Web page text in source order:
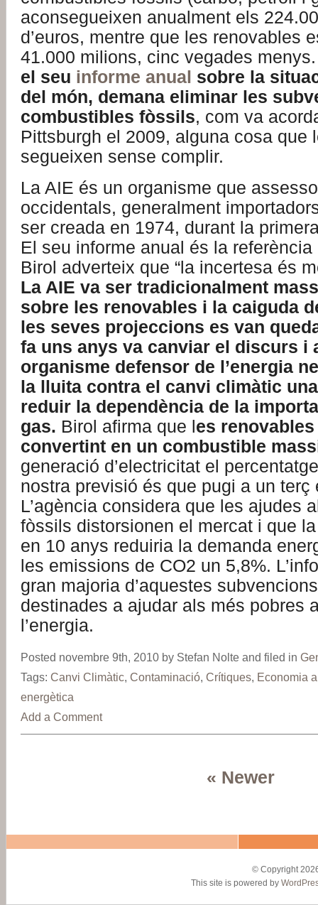
aconsegueixen anualment els
d’euros, mentre que les renovables
41.000 milions, cinc vegades
el seu informe anual sobre la
del món, demana eliminar les
combustibles fòssils, com va
Pittsburgh el 2009, alguna cosa que
segueixen sense complir.
La AIE és un organisme que
occidentals, generalment
ser creada en 1974, durant la
El seu informe anual és la referència
Birol adverteix que “la incertesa és
La AIE va ser tradicionalment
sobre les renovables i la caiguda
les seves projeccions es van
fa uns anys va canviar el discurs i
organisme defensor de l’energia
la lluita contra el canvi climàtic
reduir la dependència de la
gas. Birol afirma que les renovables
convertint en un combustible
generació d’electricitat el
nostra previsió és que pugi a un terç
L’agència considera que les ajudes
fòssils distorsionen el mercat i que
en 10 anys reduiria la demanda
les emissions de CO2 un 5,8%.
gran majoria d’aquestes
destinades a ajudar als més pobres
l’energia.
Posted novembre 9th, 2010 by Stefan Nolte and filed in
Tags: Canvi Climàtic Contaminació Crítiques Economia
energètica
Add a Comment
« Newer
© Copyright
This site is powered by